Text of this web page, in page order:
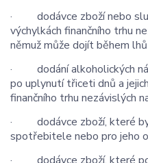
· dodávce zboží nebo
výchylkách finančního trhu
němuž může dojít během
· dodání alkoholických
po uplynutí třiceti dnů a
finančního trhu nezávislých
· dodávce zboží, které
spotřebitele nebo pro jeho